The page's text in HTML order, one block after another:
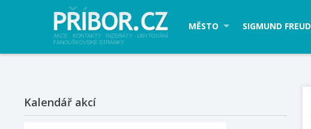
MĚSTO SIGMUND FREUD
Kalendář akcí